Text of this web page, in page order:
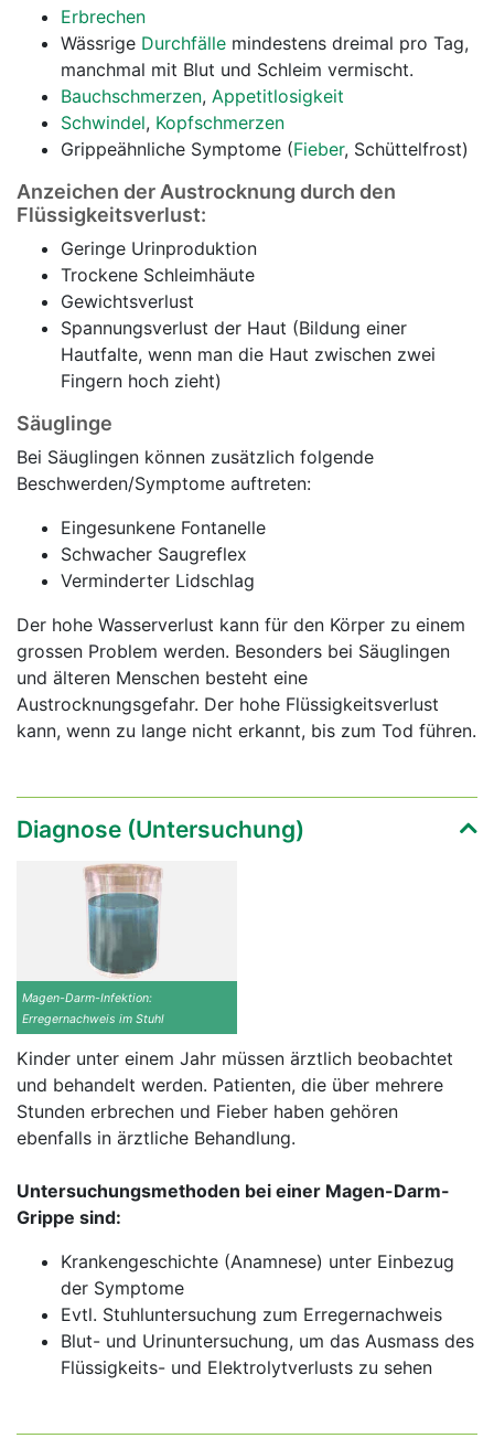
Erbrechen
Wässrige Durchfälle mindestens dreimal pro Tag,
manchmal mit Blut und Schleim vermischt.
Bauchschmerzen, Appetitlosigkeit
Schwindel, Kopfschmerzen
Grippeähnliche Symptome (Fieber, Schüttelfrost)
Anzeichen der Austrocknung durch den
Flüssigkeitsverlust:
Geringe Urinproduktion
Trockene Schleimhäute
Gewichtsverlust
Spannungsverlust der Haut (Bildung einer
Hautfalte, wenn man die Haut zwischen zwei
Fingern hoch zieht)
Säuglinge
Bei Säuglingen können zusätzlich folgende
Beschwerden/Symptome auftreten:
Eingesunkene Fontanelle
Schwacher Saugreflex
Verminderter Lidschlag
Der hohe Wasserverlust kann für den Körper zu einem
grossen Problem werden. Besonders bei Säuglingen
und älteren Menschen besteht eine
Austrocknungsgefahr. Der hohe Flüssigkeitsverlust
kann, wenn zu lange nicht erkannt, bis zum Tod führen.
Diagnose (Untersuchung)
Magen-Darm-Infektion:
Erregernachweis im Stuhl
Kinder unter einem Jahr müssen ärztlich beobachtet
und behandelt werden. Patienten, die über mehrere
Stunden erbrechen und Fieber haben gehören
ebenfalls in ärztliche Behandlung.
Untersuchungsmethoden bei einer Magen-Darm-
Grippe sind:
Krankengeschichte (Anamnese) unter Einbezug
der Symptome
Evtl. Stuhluntersuchung zum Erregernachweis
Blut- und Urinuntersuchung, um das Ausmass des
Flüssigkeits- und Elektrolytverlusts zu sehen